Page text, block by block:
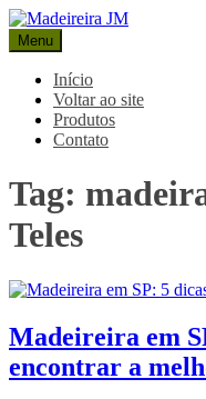
Pular
para
o
conteúdo
Madeireira JM
Blog Madeireira JM
Menu
Início
Voltar ao site
Produtos
Contato
Tag:
Teles
Madeireira em
encontrar a